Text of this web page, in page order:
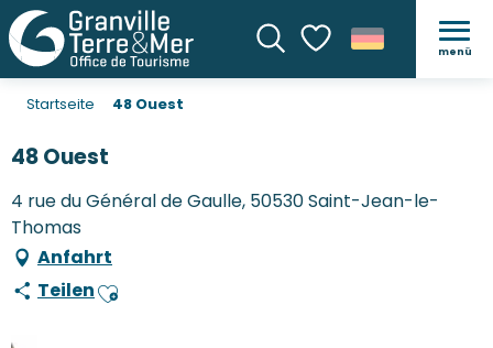
SucheVoir les favoris
menü
Startseite 48 Ouest
48 Ouest
4 rue du Général de Gaulle, 50530 Saint-Jean-le-
Thomas
Anfahrt
TeilenAjouter aux favoris